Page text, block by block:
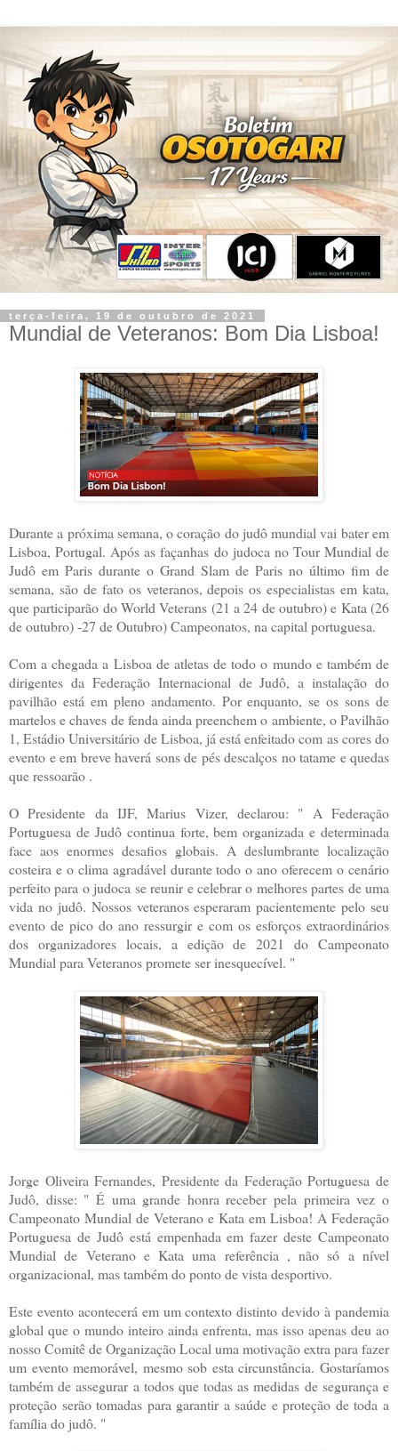
terça-feira, 19 de outubro de 2021
Mundial de Veteranos: Bom Dia Lisboa!
Durante a próxima semana, o coração do judô mundial vai bater em
Lisboa, Portugal. Após as façanhas do judoca no Tour Mundial de
Judô em Paris durante o Grand Slam de Paris no último fim de
semana, são de fato os veteranos, depois os especialistas em kata,
que participarão do World Veterans (21 a 24 de outubro) e Kata (26
de outubro) -27 de Outubro) Campeonatos, na capital portuguesa.
Com a chegada a Lisboa de atletas de todo o mundo e também de
dirigentes da Federação Internacional de Judô, a instalação do
pavilhão está em pleno andamento. Por enquanto, se os sons de
martelos e chaves de fenda ainda preenchem o ambiente, o Pavilhão
1, Estádio Universitário de Lisboa, já está enfeitado com as cores do
evento e em breve haverá sons de pés descalços no tatame e quedas
que ressoarão .
O Presidente da IJF, Marius Vizer, declarou: " A Federação
Portuguesa de Judô continua forte, bem organizada e determinada
face aos enormes desafios globais. A deslumbrante localização
costeira e o clima agradável durante todo o ano oferecem o cenário
perfeito para o judoca se reunir e celebrar o melhores partes de uma
vida no judô. Nossos veteranos esperaram pacientemente pelo seu
evento de pico do ano ressurgir e com os esforços extraordinários
dos organizadores locais, a edição de 2021 do Campeonato
Mundial para Veteranos promete ser inesquecível. "
Jorge Oliveira Fernandes, Presidente da Federação Portuguesa de
Judô, disse: " É uma grande honra receber pela primeira vez o
Campeonato Mundial de Veterano e Kata em Lisboa! A Federação
Portuguesa de Judô está empenhada em fazer deste Campeonato
Mundial de Veterano e Kata uma referência , não só a nível
organizacional, mas também do ponto de vista desportivo.
Este evento acontecerá em um contexto distinto devido à pandemia
global que o mundo inteiro ainda enfrenta, mas isso apenas deu ao
nosso Comitê de Organização Local uma motivação extra para fazer
um evento memorável, mesmo sob esta circunstância. Gostaríamos
também de assegurar a todos que todas as medidas de segurança e
proteção serão tomadas para garantir a saúde e proteção de toda a
família do judô. "